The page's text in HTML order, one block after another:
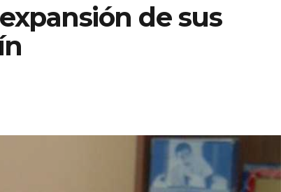
de sus